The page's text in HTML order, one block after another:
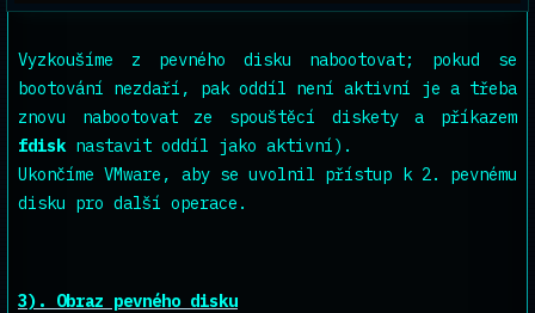
Vyzkoušíme z pevného disku nabootovat; pokud se
bootování nezdaří, pak oddíl není aktivní je a třeba
znovu nabootovat ze spouštěcí diskety a příkazem
fdisknastavit oddíl jako aktivní).
Ukončíme VMware, aby se uvolnil přístup k 2. pevnému
disku pro další operace.
3). Obraz pevného disku